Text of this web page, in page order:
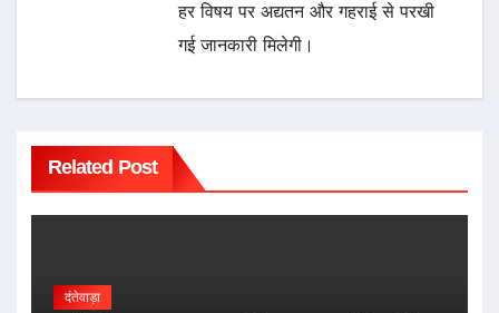
हर विषय पर अद्यतन और गहराई से परखी
गई जानकारी मिलेगी।
Related Post
दंतेवाड़ा